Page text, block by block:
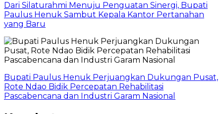
Dari Silaturahmi Menuju Penguatan Sinergi, Bupati
Paulus Henuk Sambut Kepala Kantor Pertanahan
yang Baru
Bupati Paulus Henuk Perjuangkan Dukungan Pusat,
Rote Ndao Bidik Percepatan Rehabilitasi
Pascabencana dan Industri Garam Nasional